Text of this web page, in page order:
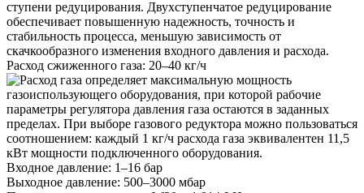
Расход сжиженного газа: 20–40 кг/ч
Входное давление: 1–16 бар
Выходное давление: 500–3000 мбар